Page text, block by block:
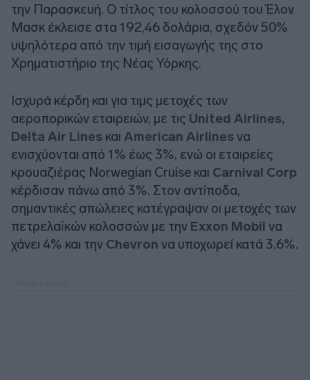
την Παρασκευή. Ο τίτλος του κολοσσού του Έλον
Μασκ έκλεισε στα 192,46 δολάρια, σχεδόν 50%
υψηλότερα από την τιμή εισαγωγής της στο
Χρηματιστήριο της Νέας Υόρκης.
Ισχυρά κέρδη και για τιμς μετοχές των
αεροπορικών εταιρειών, με τις United Airlines,
Delta Air Lines και American Airlines να
ενισχύονται από 1% έως 3%, ενώ οι εταιρείες
κρουαζιέρας Norwegian Cruise και Carnival Corp
κέρδισαν πάνω από 3%. Στον αντίποδα,
σημαντικές απώλειες κατέγραψαν οι μετοχές των
πετρελαϊκών κολοσσών με την Exxon Mobil να
χάνει 4% και την Chevron να υποχωρεί κατά 3,6%.